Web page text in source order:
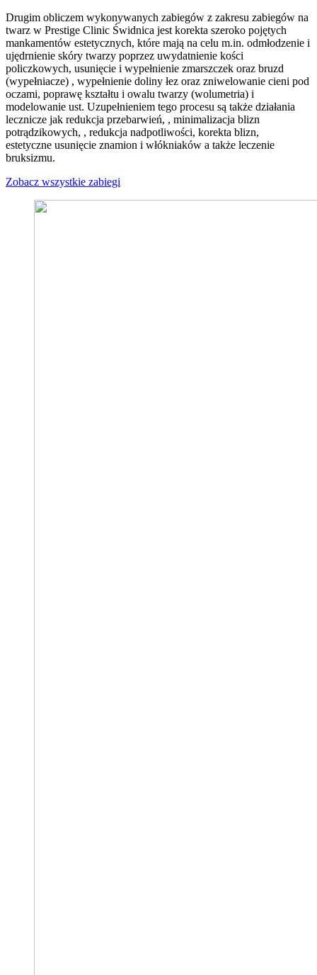
Drugim obliczem wykonywanych zabiegów z zakresu zabiegów na
twarz w Prestige Clinic Świdnica jest korekta szeroko pojętych
mankamentów estetycznych, które mają na celu m.in. odmłodzenie i
ujędrnienie skóry twarzy poprzez uwydatnienie kości
policzkowych, usunięcie i wypełnienie zmarszczek oraz bruzd
(wypełniacze) , wypełnienie doliny łez oraz zniwelowanie cieni pod
oczami, poprawę kształtu i owalu twarzy (wolumetria) i
modelowanie ust. Uzupełnieniem tego procesu są także działania
lecznicze jak redukcja przebarwień, , minimalizacja blizn
potrądzikowych, , redukcja nadpotliwości, korekta blizn,
estetyczne usunięcie znamion i włókniaków a także leczenie
bruksizmu.
Zobacz wszystkie zabiegi